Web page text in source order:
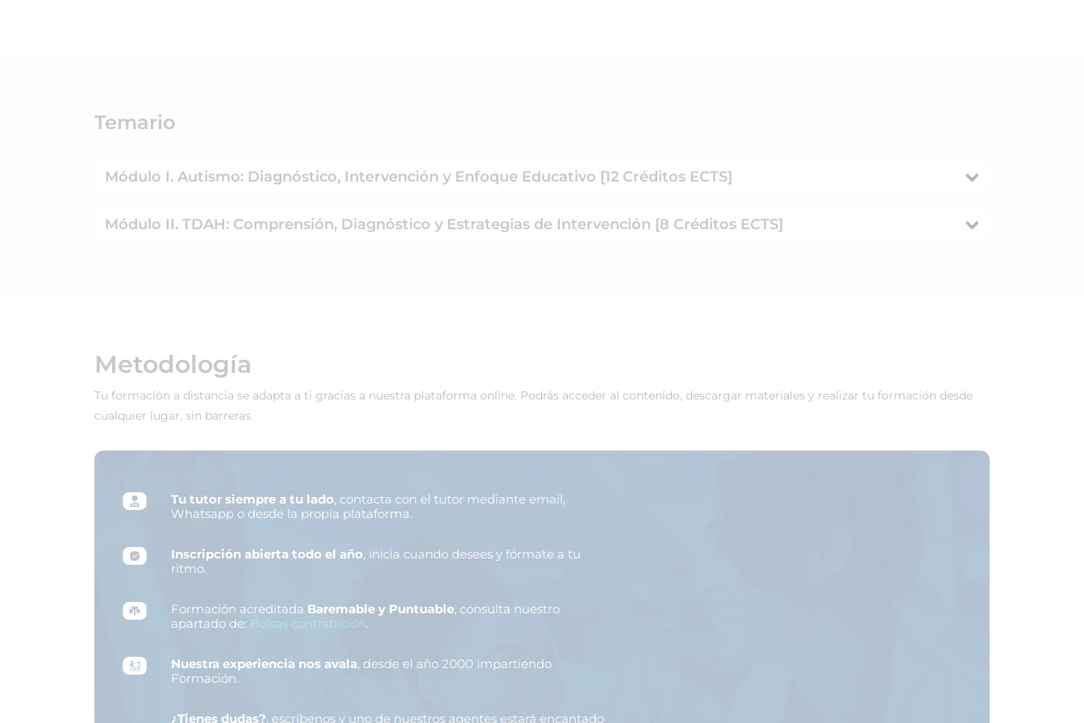
Temario
Módulo I. Autismo: Diagnóstico, Intervención y Enfoque Educativo [12 Créditos ECTS]
Módulo II. TDAH: Comprensión, Diagnóstico y Estrategias de Intervención [8 Créditos ECTS]
Metodología
Tu formación a distancia se adapta a ti gracias a nuestra plataforma online. Podrás acceder al contenido, descargar materiales y realizar tu formación desde
cualquier lugar, sin barreras.
Tu tutor siempre a tu lado, contacta con el tutor mediante email,
Whatsapp o desde la propia plataforma.
Inscripción abierta todo el año, inicia cuando desees y fórmate a tu
ritmo.
Formación acreditada Baremable y Puntuable, consulta nuestro
apartado de: Bolsas contratación.
Nuestra experiencia nos avala, desde el año 2000 impartiendo
Formación.
¿Tienes dudas?, escríbenos y uno de nuestros agentes estará encantado